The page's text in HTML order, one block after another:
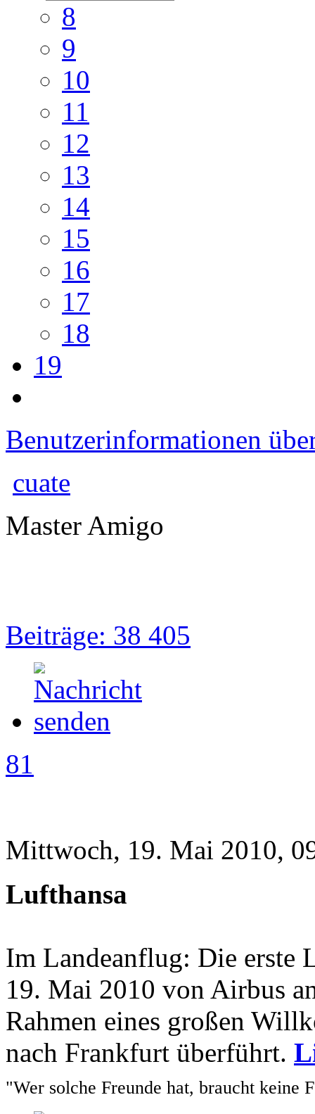
8
9
10
11
12
13
14
15
16
17
18
19
Benutzerinformationen
cuate
Master Amigo
Beiträge: 38 405
81
Mittwoch, 19. Mai 2010,
Lufthansa
Im Landeanflug: Die erste
19. Mai 2010 von Airbus
Rahmen eines großen
nach Frankfurt überführt.
"Wer solche Freunde hat, braucht keine